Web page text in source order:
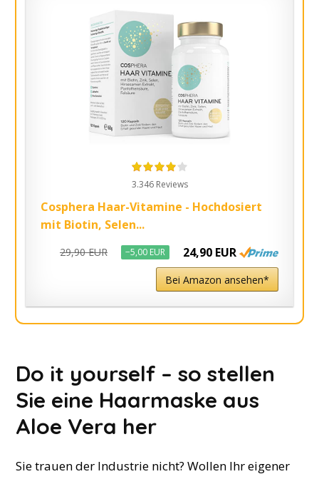
3.346 Reviews
Cosphera Haar-Vitamine - Hochdosiert
mit Biotin, Selen...
29,90 EUR −5,00 EUR 24,90 EUR
Bei Amazon ansehen*
Do it yourself – so stellen
Sie eine Haarmaske aus
Aloe Vera her
Sie trauen der Industrie nicht? Wollen Ihr eigener